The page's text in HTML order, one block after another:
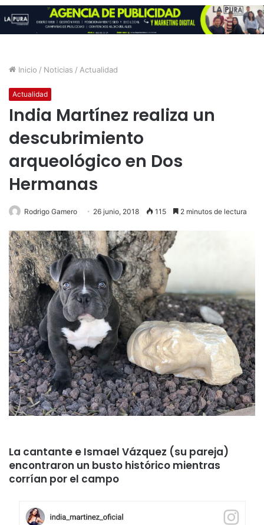
Inicio / Noticias / Actualidad
Actualidad
India Martínez realiza un
descubrimiento
arqueológico en Dos
Hermanas
Rodrigo Gamero 26 junio, 2018 115 2 minutos de lectura
La cantante e Ismael Vázquez (su pareja)
encontraron un busto histórico mientras
corrían por el campo